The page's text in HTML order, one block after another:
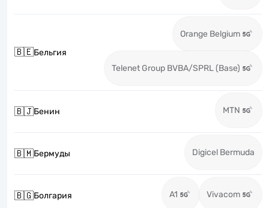
🇧🇪Бельгия
Orange Belgium
Telenet Group BVBA/SPRL (Base)
🇧🇯Бенин MTN
🇧🇲Бермуды Digicel Bermuda
🇧🇬Болгария A1 Vivacom